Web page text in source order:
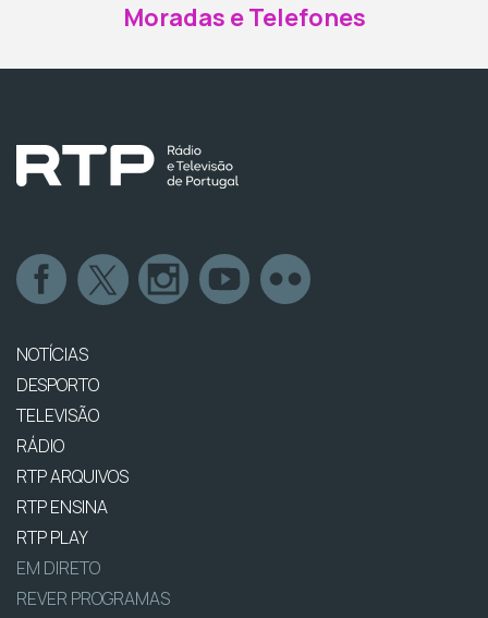
Moradas e Telefones
NOTÍCIAS
DESPORTO
TELEVISÃO
RÁDIO
RTP ARQUIVOS
RTP ENSINA
RTP PLAY
EM DIRETO
REVER PROGRAMAS